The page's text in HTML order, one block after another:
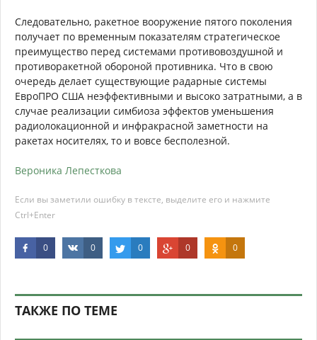
Следовательно, ракетное вооружение пятого поколения
получает по временным показателям стратегическое
преимущество перед системами противовоздушной и
противоракетной обороной противника. Что в свою
очередь делает существующие радарные системы
ЕвроПРО США неэффективными и высоко затратными, а в
случае реализации симбиоза эффектов уменьшения
радиолокационной и инфракрасной заметности на
ракетах носителях, то и вовсе бесполезной.
Вероника Лепесткова
Если вы заметили ошибку в тексте, выделите его и нажмите
Ctrl+Enter
0 0 0 0 0
ТАКЖЕ ПО ТЕМЕ